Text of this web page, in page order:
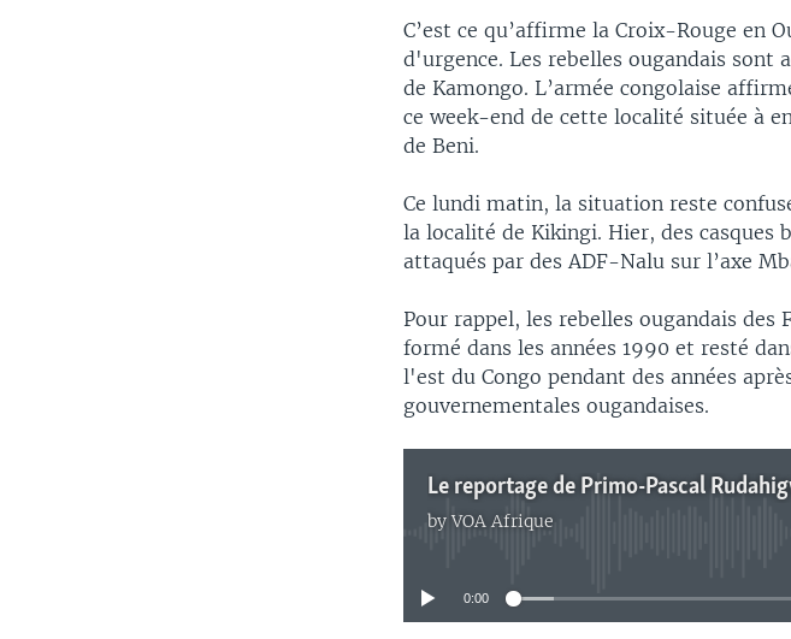
C’est ce qu’affirme la Croix-Rouge en
d'urgence. Les rebelles ougandais sont
de Kamongo. L’armée congolaise
ce week-end de cette localité située à
de Beni.
Ce lundi matin, la situation reste
la localité de Kikingi. Hier, des casques
attaqués par des ADF-Nalu sur l’axe
Pour rappel, les rebelles ougandais des
formé dans les années 1990 et resté
l'est du Congo pendant des années
gouvernementales ougandaises.
Le reportage de Primo-Pascal
byVOA Afrique
0:00